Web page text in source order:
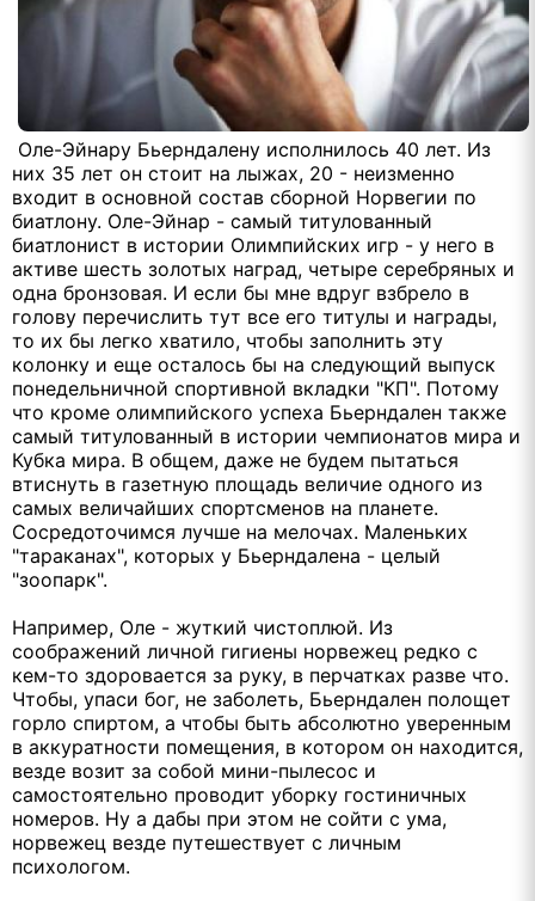
Оле-Эйнару Бьерндалену исполнилось 40 лет. Из
них 35 лет он стоит на лыжах, 20 - неизменно
входит в основной состав сборной Норвегии по
биатлону. Оле-Эйнар - самый титулованный
биатлонист в истории Олимпийских игр - у него в
активе шесть золотых наград, четыре серебряных и
одна бронзовая. И если бы мне вдруг взбрело в
голову перечислить тут все его титулы и награды,
то их бы легко хватило, чтобы заполнить эту
колонку и еще осталось бы на следующий выпуск
понедельничной спортивной вкладки "КП". Потому
что кроме олимпийского успеха Бьерндален также
самый титулованный в истории чемпионатов мира и
Кубка мира. В общем, даже не будем пытаться
втиснуть в газетную площадь величие одного из
самых величайших спортсменов на планете.
Сосредоточимся лучше на мелочах. Маленьких
"тараканах", которых у Бьерндалена - целый
"зоопарк".
Например, Оле - жуткий чистоплюй. Из
соображений личной гигиены норвежец редко с
кем-то здоровается за руку, в перчатках разве что.
Чтобы, упаси бог, не заболеть, Бьерндален полощет
горло спиртом, а чтобы быть абсолютно уверенным
в аккуратности помещения, в котором он находится,
везде возит за собой мини-пылесос и
самостоятельно проводит уборку гостиничных
номеров. Ну а дабы при этом не сойти с ума,
норвежец везде путешествует с личным
психологом.